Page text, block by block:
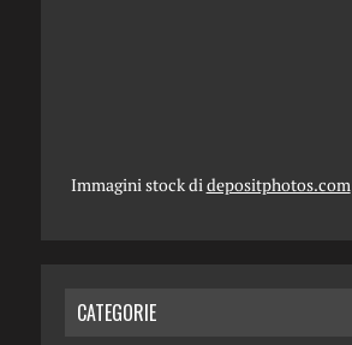
Immagini stock didepositphotos.com
CATEGORIE